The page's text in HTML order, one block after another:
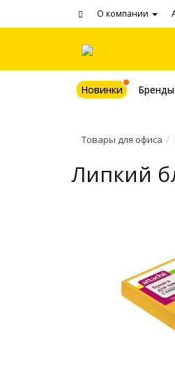
О компании
Новинки Бренды
Товары для офиса
Липкий